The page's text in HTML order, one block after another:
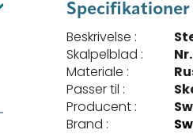
Specifikationer
Beskrivelse :
Skalpelblad :
Materiale :
Passer til :
Producent :
Brand :